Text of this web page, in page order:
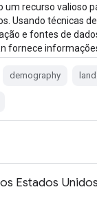
um recurso valioso
Usando técnicas
e fontes de
fornece
demography
Estados Unidos